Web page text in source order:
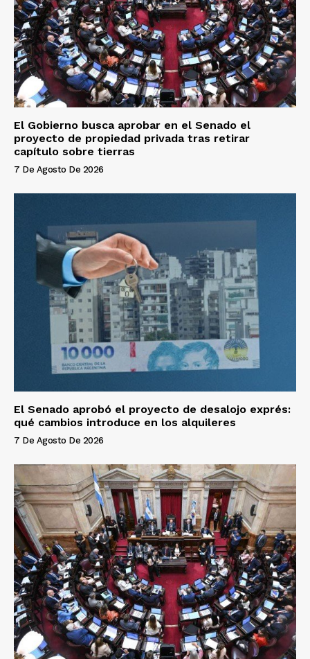
El Gobierno busca aprobar en el Senado el
proyecto de propiedad privada tras retirar
capítulo sobre tierras
7 De Agosto De 2026
El Senado aprobó el proyecto de desalojo exprés:
qué cambios introduce en los alquileres
7 De Agosto De 2026